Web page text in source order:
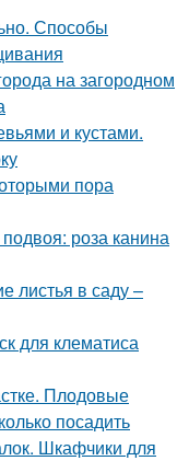
Способы
на загородном
и кустами.
пора
роза канина
листья в саду –
для клематиса
Плодовые
посадить
Шкафчики для